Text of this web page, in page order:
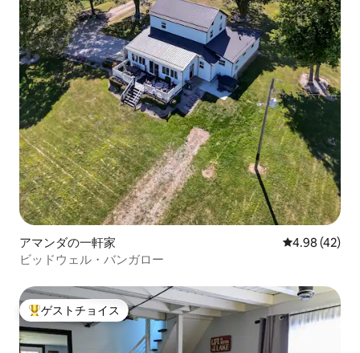
アマンダの一軒家 レビュー42
4.98 (42)
ビッドウェル・バンガロー
大好評のゲストチョイスです。
ゲストチョイス